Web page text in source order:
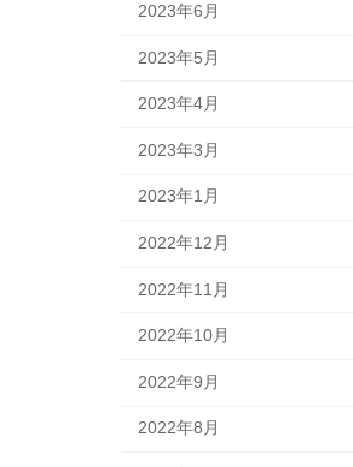
2023年6月
2023年5月
2023年4月
2023年3月
2023年1月
2022年12月
2022年11月
2022年10月
2022年9月
2022年8月